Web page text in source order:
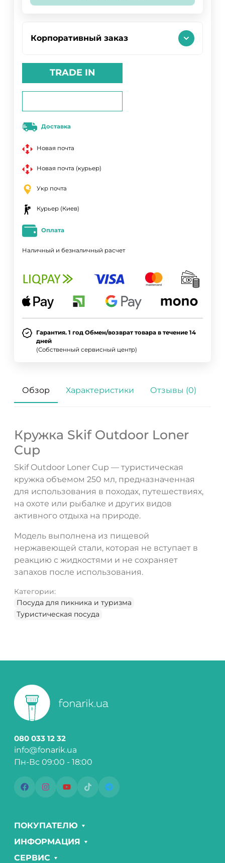
Корпоративный заказ
TRADE IN
Доставка
Новая почта
Новая почта (курьер)
Укр почта
Курьер (Киев)
Оплата
Наличный и безналичный расчет
Гарантия. 1 год Обмен/возврат товара в течение 14
дней
(Собственный сервисный центр)
Обзор Характеристики Отзывы (0)
Кружка Skif Outdoor Loner
Cup
Skif Outdoor Loner Cup — туристическая
кружка объемом 250 мл, предназначенная
для использования в походах, путешествиях,
на охоте или рыбалке и других видов
активного отдыха на природе.
Модель выполнена из пищевой
нержавеющей стали, которая не вступает в
реакцию с жидкостями и не сохраняет
запахов после использования.
Категории:
Посуда для пикника и туризма
Туристическая посуда
080 033 12 32
info@fonarik.ua
Пн-Вс 09:00 - 18:00
ПОКУПАТЕЛЮ
ИНФОРМАЦИЯ
СЕРВИС